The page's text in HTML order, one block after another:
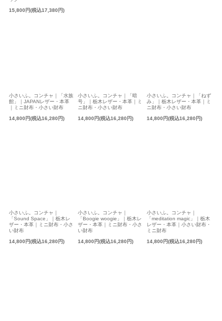
15,800円(税込17,380円)
小さいふ。コンチャ｜「水族
館」｜JAPANレザー・本革
｜ミニ財布・小さい財布
14,800円(税込16,280円)
小さいふ。コンチャ｜「暗
号」｜栃木レザー・本革｜ミ
ニ財布・小さい財布
14,800円(税込16,280円)
小さいふ。コンチャ｜「ねず
み」｜栃木レザー・本革｜ミ
ニ財布・小さい財布
14,800円(税込16,280円)
小さいふ。コンチャ｜
「Sound Space」｜栃木レ
ザー・本革｜ミニ財布・小さ
い財布
14,800円(税込16,280円)
小さいふ。コンチャ｜
「Boogie woogie」｜栃木レ
ザー・本革｜ミニ財布・小さ
い財布
14,800円(税込16,280円)
小さいふ。コンチャ｜
「meditation magic」｜栃木
レザー・本革｜小さい財布・
ミニ財布
14,800円(税込16,280円)